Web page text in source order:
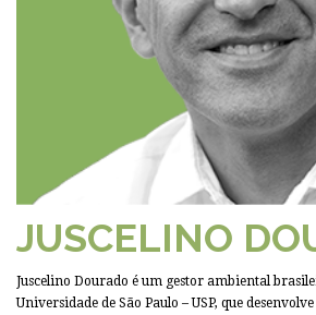
JUSCELINO
Juscelino Dourado é um gestor ambiental
Universidade de São Paulo – USP, que